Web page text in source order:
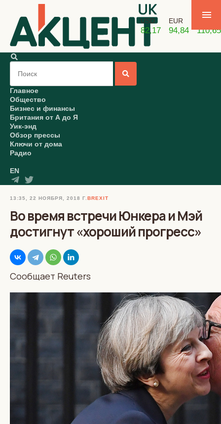
USD
82,17
EUR
94,84 110,65
Главное
Общество
Бизнес и финансы
Британия от А до Я
Уик-энд
Обзор прессы
Ключи от дома
Радио
EN
13:35, 22 НОЯБРЯ, 2018 Г. BREXIT
Во время встречи Юнкера и Мэй
достигнут «хороший прогресс»
Сообщает Reuters